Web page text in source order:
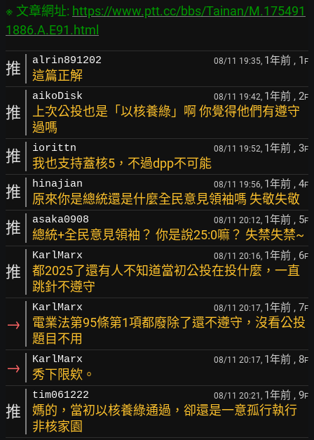
※ 文章網址: https://www.ptt.cc/bbs/Tainan/M.175491
1886.A.E91.html
推 alrin891202 08/11 19:35, 1年前 , 1 F
這篇正解
推
aikoDisk 08/11 19:42, 1年前 , 2F
上次公投也是「以核養綠」啊 你覺得他們有遵守
過嗎
推 iorittn 08/11 19:52, 1年前 , 3F
我也支持蓋核5，不過dpp不可能
推 hinajian 08/11 19:56, 1年前 , 4F
原來你是總統還是什麼全民意見領袖嗎 失敬失敬
推 asaka0908 08/11 20:12, 1年前 , 5F
總統+全民意見領袖？ 你是說25:0嘛？ 失禁失禁~
推
KarlMarx 08/11 20:16, 1年前 , 6F
都2025了還有人不知道當初公投在投什麼，一直
跳針不遵守
→
KarlMarx 08/11 20:17, 1年前 , 7F
電業法第95條第1項都廢除了還不遵守，沒看公投
題目不用
→ KarlMarx 08/11 20:17, 1年前 , 8F
秀下限欸。
推
tim061222 08/11 20:21, 1年前 , 9F
媽的，當初以核養綠通過，卻還是一意孤行執行
非核家園